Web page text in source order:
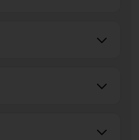
uitvoering geeft een
item voor dagelijks